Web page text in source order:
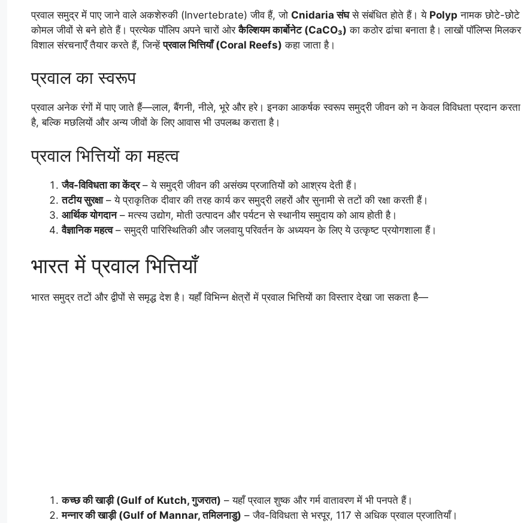
प्रवाल समुद्र में पाए जाने वाले अकशेरुकी (Invertebrate) जीव हैं, जो Cnidaria संघसे संबंधित होते हैं। ये Polyp नामक छोटे-छोटे
कोमल जीवों से बने होते हैं। प्रत्येक पॉलिप अपने चारों ओरकैल्शियम कार्बोनेट (CaCO₃) का कठोर ढांचा बनाता है। लाखों पॉलिप्स मिलकर
विशाल संरचनाएँ तैयार करते हैं, जिन्हेंप्रवाल भित्तियाँ (Coral Reefs) कहा जाता है।
प्रवाल का स्वरूप
प्रवाल अनेक रंगों में पाए जाते हैं—लाल, बैंगनी, नीले, भूरे और हरे। इनका आकर्षक स्वरूप समुद्री जीवन को न केवल विविधता प्रदान करता
है, बल्कि मछलियों और अन्य जीवों के लिए आवास भी उपलब्ध कराता है।
प्रवाल भित्तियों का महत्व
जैव-विविधता का केंद्र– ये समुद्री जीवन की असंख्य प्रजातियों को आश्रय देती हैं।
तटीय सुरक्षा– ये प्राकृतिक दीवार की तरह कार्य कर समुद्री लहरों और सुनामी से तटों की रक्षा करती हैं।
आर्थिक योगदान– मत्स्य उद्योग, मोती उत्पादन और पर्यटन से स्थानीय समुदाय को आय होती है।
वैज्ञानिक महत्व– समुद्री पारिस्थितिकी और जलवायु परिवर्तन के अध्ययन के लिए ये उत्कृष्ट प्रयोगशाला हैं।
भारत में प्रवाल भित्तियाँ
भारत समुद्र तटों और द्वीपों से समृद्ध देश है। यहाँ विभिन्न क्षेत्रों में प्रवाल भित्तियों का विस्तार देखा जा सकता है—
कच्छ की खाड़ी (Gulf of Kutch, गुजरात) – यहाँ प्रवाल शुष्क और गर्म वातावरण में भी पनपते हैं।
मन्नार की खाड़ी (Gulf of Mannar, तमिलनाडु) – जैव-विविधता से भरपूर, 117 से अधिक प्रवाल प्रजातियाँ।